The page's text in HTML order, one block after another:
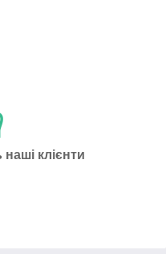
клієнти